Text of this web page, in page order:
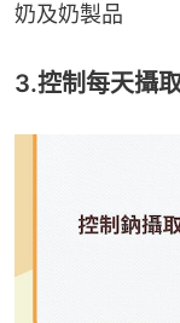
奶及奶製品
3.控制每天攝